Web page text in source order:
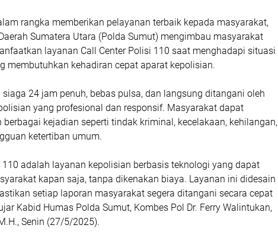
rangka memberikan pelayanan terbaik kepada masyarakat,
Sumatera Utara (Polda Sumut) mengimbau masyarakat
layanan Call Center Polisi 110 saat menghadapi situasi
membutuhkan kehadiran cepat aparat kepolisian.
siaga 24 jam penuh, bebas pulsa, dan langsung ditangani oleh
yang profesional dan responsif. Masyarakat dapat
berbagai kejadian seperti tindak kriminal, kecelakaan, kehilangan,
ketertiban umum.
110 adalah layanan kepolisian berbasis teknologi yang dapat
kapan saja, tanpa dikenakan biaya. Layanan ini didesain
setiap laporan masyarakat segera ditangani secara cepat
Kabid Humas Polda Sumut, Kombes Pol Dr. Ferry Walintukan,
Senin (27/5/2025).